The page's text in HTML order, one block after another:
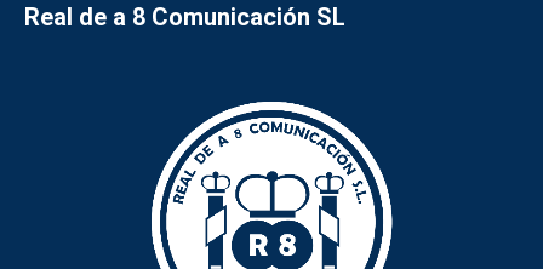
Real de a 8 Comunicación SL